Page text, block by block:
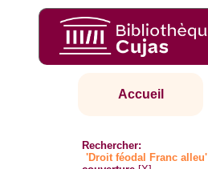
Accueil
Rechercher:
'Droit féodal Franc alleu'